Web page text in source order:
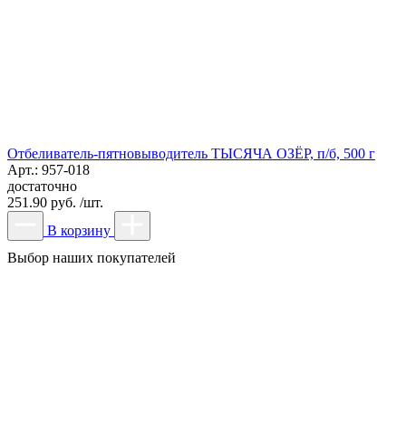
Отбеливатель-пятновыводитель ТЫСЯЧА ОЗЁР, п/б, 500 г
Арт.: 957-018
достаточно
251.90 руб. /шт.
В корзину
Выбор наших покупателей